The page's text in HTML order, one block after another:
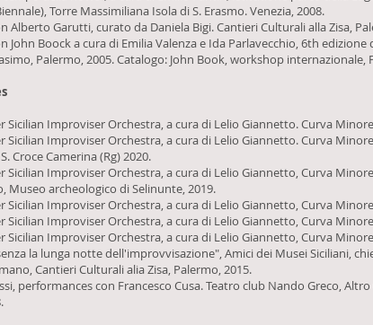
Torre Massimiliana Isola di S. Erasmo. Venezia, 2008.
Alberto Garutti, curato da Daniela Bigi. Cantieri Culturali alla Zisa,
John Boock a cura di Emilia Valenza e Ida Parlavecchio, 6th
Palermo, 2005. Catalogo: John Book, workshop internazionale,
Sicilian Improviser Orchestra, a cura di Lelio Giannetto. Curva
Sicilian Improviser Orchestra, a cura di Lelio Giannetto. Curva
Croce Camerina (Rg) 2020.
Sicilian Improviser Orchestra, a cura di Lelio Giannetto, Curva
Museo archeologico di Selinunte, 2019.
Sicilian Improviser Orchestra, a cura di Lelio Giannetto, Curva
Sicilian Improviser Orchestra, a cura di Lelio Giannetto, Curva
Sicilian Improviser Orchestra, a cura di Lelio Giannetto, Curva
la lunga notte dell'improvvisazione", Amici dei Musei Siciliani,
Cantieri Culturali alia Zisa, Palermo, 2015.
performances con Francesco Cusa. Teatro club Nando Greco,